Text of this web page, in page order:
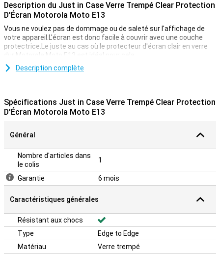
Description du Just in Case Verre Trempé Clear Protection
D'Écran Motorola Moto E13
Vous ne voulez pas de dommage ou de saleté sur l'affichage de
votre appareil.L'écran est donc facile à couvrir avec une couche
protectrice.Le juste au cas où le protecteur d'écran clair en verre
dur Motorola Moto E13 est idéal pour cela.
Une couche protectrice est idéale si vous souhaitez protéger votre
Fine couche de protection
Motorola Moto E13 sera bien protégée contre la saleté et les
éviter d'endommager votre écran.
Description complète
Spécifications Just in Case Verre Trempé Clear Protection
D'Écran Motorola Moto E13
Général
Nombre d'articles dans
le colis
1
Garantie 6 mois
Caractéristiques générales
Résistant aux chocs
Type
Edge to Edge
Matériau
Verre trempé